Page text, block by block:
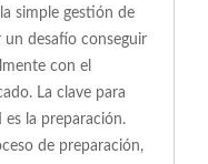
simple gestión de
un desafío conseguir
con el
La clave para
es la preparación.
de preparación,